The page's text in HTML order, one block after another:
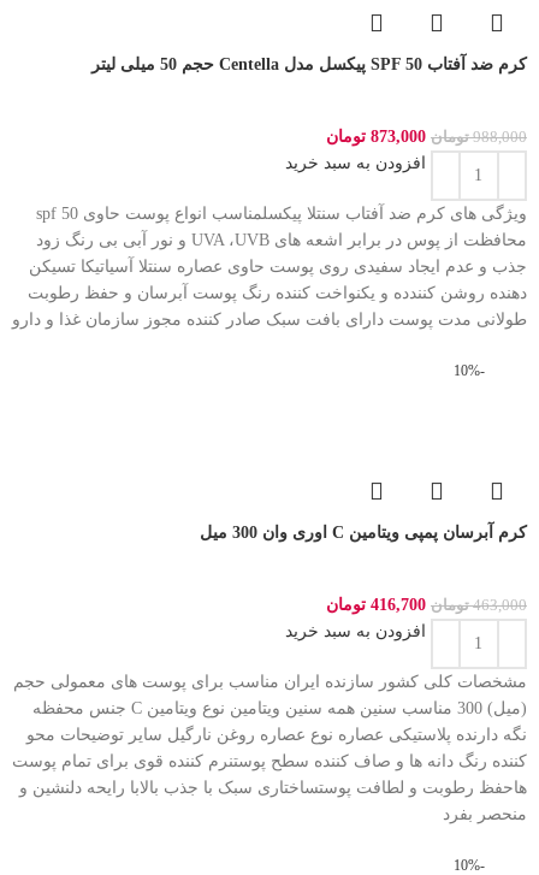
کرم ضد آفتاب SPF 50 پیکسل مدل Centella حجم 50 میلی لیتر
988,000 تومان 873,000 تومان
افزودن به سبد خرید
ویژگی های کرم ضد آفتاب سنتلا پیکسلمناسب انواع پوست حاوی spf 50
محافظت از پوس در برابر اشعه های UVA ،UVB و نور آبی بی رنگ زود
جذب و عدم ایجاد سفیدی روی پوست حاوی عصاره سنتلا آسیاتیکا تسیکن
دهنده روشن کنندده و یکنواخت کننده رنگ پوست آبرسان و حفظ رطوبت
طولانی مدت پوست دارای بافت سبک صادر کننده مجوز سازمان غذا و دارو
-10%
کرم آبرسان پمپی ویتامین C اوری وان 300 میل
463,000 تومان 416,700 تومان
افزودن به سبد خرید
مشخصات کلی کشور سازنده ایران مناسب برای پوست های معمولی حجم
(میل) 300 مناسب سنین همه سنین ویتامین نوع ویتامین C جنس محفظه
نگه دارنده پلاستیکی عصاره نوع عصاره روغن نارگیل سایر توضیحات محو
کننده رنگ دانه ها و صاف کننده سطح پوستنرم کننده قوی برای تمام پوست
هاحفظ رطوبت و لطافت پوستساختاری سبک با جذب بالابا رایحه دلنشین و
منحصر بفرد
-10%